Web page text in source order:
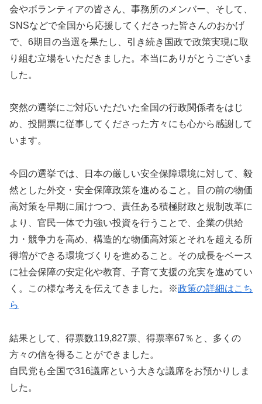
会やボランティアの皆さん、事務所のメンバー、そして、
SNSなどで全国から応援してくださった皆さんのおかげ
で、6期目の当選を果たし、引き続き国政で政策実現に取
り組む立場をいただきました。本当にありがとうございま
した。
突然の選挙にご対応いただいた全国の行政関係者をはじ
め、投開票に従事してくださった方々にも心から感謝して
います。
今回の選挙では、日本の厳しい安全保障環境に対して、毅
然とした外交・安全保障政策を進めること。目の前の物価
高対策を早期に届けつつ、責任ある積極財政と規制改革に
より、官民一体で力強い投資を行うことで、企業の供給
力・競争力を高め、構造的な物価高対策とそれを超える所
得増ができる環境づくりを進めること。その成長をベース
に社会保障の安定化や教育、子育て支援の充実を進めてい
く。この様な考えを伝えてきました。※政策の詳細はこち
ら
結果として、得票数119,827票、得票率67％と、多くの
方々の信を得ることができました。
自民党も全国で316議席という大きな議席をお預かりしま
した。